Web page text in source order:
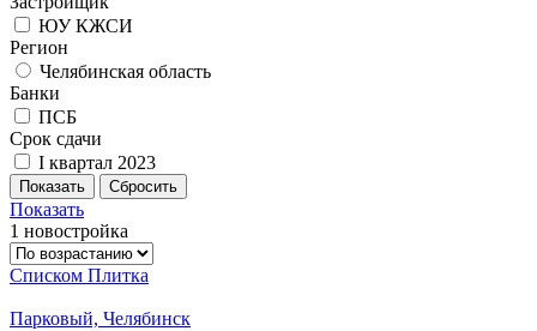
ЮУ КЖСИ
Регион
Челябинская область
Банки
ПСБ
Срок сдачи
I квартал 2023
Показать
1 новостройка
Списком Плитка
Парковый, Челябинск